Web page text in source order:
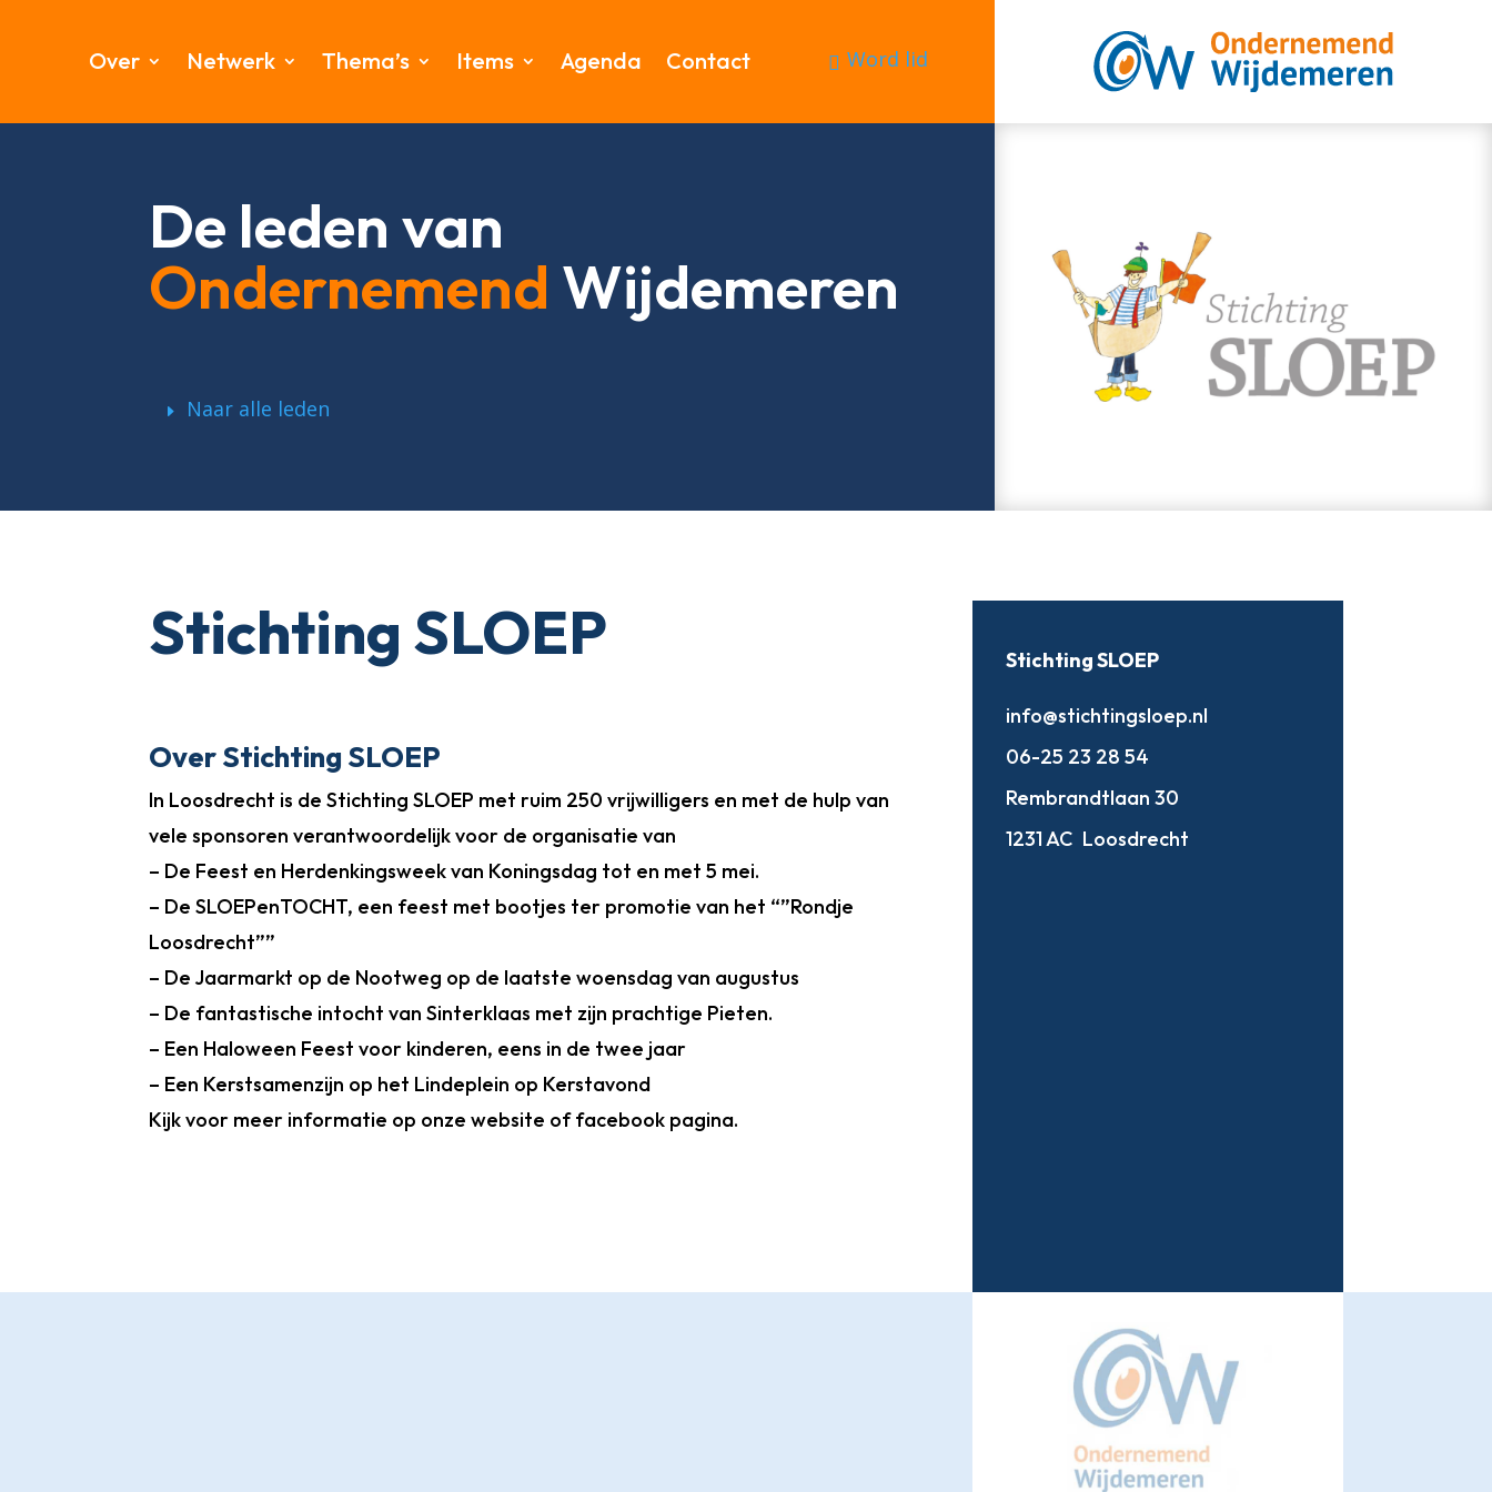
Over Netwerk Thema’s Items Agenda Contact Word lid
De leden van
Ondernemend Wijdemeren
Naar alle leden
Stichting SLOEP
Over Stichting SLOEP
In Loosdrecht is de Stichting SLOEP met ruim 250 vrijwilligers en met de hulp van
vele sponsoren verantwoordelijk voor de organisatie van
– De Feest en Herdenkingsweek van Koningsdag tot en met 5 mei.
– De SLOEPenTOCHT, een feest met bootjes ter promotie van het “”Rondje
Loosdrecht””
– De Jaarmarkt op de Nootweg op de laatste woensdag van augustus
– De fantastische intocht van Sinterklaas met zijn prachtige Pieten.
– Een Haloween Feest voor kinderen, eens in de twee jaar
– Een Kerstsamenzijn op het Lindeplein op Kerstavond
Kijk voor meer informatie op onze website of facebook pagina.
Stichting SLOEP
info@stichtingsloep.nl
06-25 23 28 54
Rembrandtlaan 30
1231 AC Loosdrecht